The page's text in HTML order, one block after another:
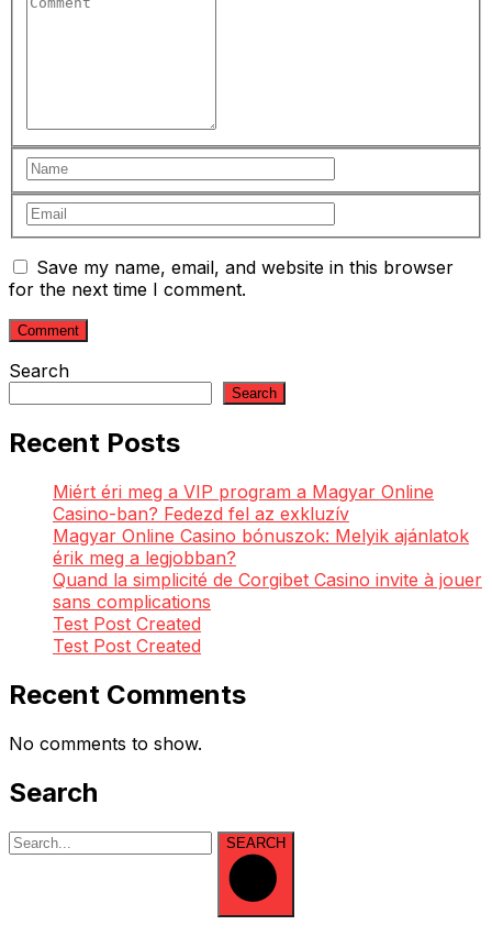
Save my name, email, and website in this browser
for the next time I comment.
Search
Search
Recent Posts
Miért éri meg a VIP program a Magyar Online
Casino-ban? Fedezd fel az exkluzív
Magyar Online Casino bónuszok: Melyik ajánlatok
érik meg a legjobban?
Quand la simplicité de Corgibet Casino invite à jouer
sans complications
Test Post Created
Test Post Created
Recent Comments
No comments to show.
Search
SEARCH